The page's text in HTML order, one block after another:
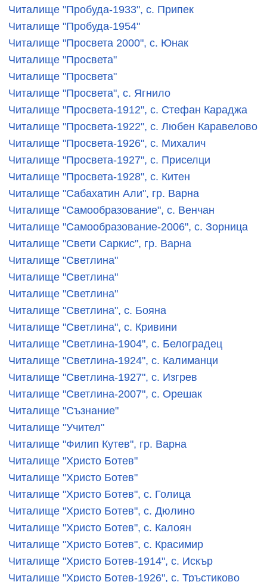
Читалище "Пробуда-1933", с. Припек
Читалище "Пробуда-1954"
Читалище "Просвета 2000", с. Юнак
Читалище "Просвета"
Читалище "Просвета"
Читалище "Просвета", с. Ягнило
Читалище "Просвета-1912", с. Стефан Караджа
Читалище "Просвета-1922", с. Любен Каравелово
Читалище "Просвета-1926", с. Михалич
Читалище "Просвета-1927", с. Приселци
Читалище "Просвета-1928", с. Китен
Читалище "Сабахатин Али", гр. Варна
Читалище "Самообразование", с. Венчан
Читалище "Самообразование-2006", с. Зорница
Читалище "Свети Саркис", гр. Варна
Читалище "Светлина"
Читалище "Светлина"
Читалище "Светлина"
Читалище "Светлина", с. Бояна
Читалище "Светлина", с. Кривини
Читалище "Светлина-1904", с. Белоградец
Читалище "Светлина-1924", с. Калиманци
Читалище "Светлина-1927", с. Изгрев
Читалище "Светлина-2007", с. Орешак
Читалище "Съзнание"
Читалище "Учител"
Читалище "Филип Кутев", гр. Варна
Читалище "Христо Ботев"
Читалище "Христо Ботев"
Читалище "Христо Ботев", с. Голица
Читалище "Христо Ботев", с. Дюлино
Читалище "Христо Ботев", с. Калоян
Читалище "Христо Ботев", с. Красимир
Читалище "Христо Ботев-1914", с. Искър
Читалище "Христо Ботев-1926", с. Тръстиково